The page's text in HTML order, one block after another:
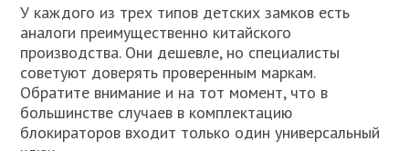
У каждого из трех типов детских замков есть
аналоги преимущественно китайского
производства. Они дешевле, но специалисты
советуют доверять проверенным маркам.
Обратите внимание и на тот момент, что в
большинстве случаев в комплектацию
блокираторов входит только один универсальный